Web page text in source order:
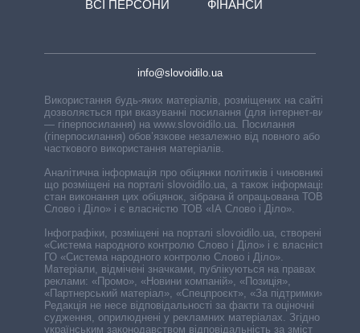
ВСІ ПЕРСОНИ
ФІНАНСИ
info@slovoidilo.ua
Використання будь-яких матеріалів, розміщених на сайті,
дозволяється при вказуванні посилання (для інтернет-видань
— гіперпосилання) на www.slovoidilo.ua. Посилання
(гіперпосилання) обов’язкове незалежно від повного або
часткового використання матеріалів.
Аналітична інформація про обіцянки політиків і чиновників,
що розміщені на порталі slovoidilo.ua, а також інформація про
стан виконання цих обіцянок, зібрана й опрацьована ТОВ «ІА
Слово і Діло» і є власністю ТОВ «ІА Слово і Діло».
Інфографіки, розміщені на порталі slovoidilo.ua, створені ГО
«Система народного контролю Слово і Діло» і є власністю
ГО «Система народного контролю Слово і Діло».
Матеріали, відмічені значками, публікуються на правах
реклами: «Промо», «Новини компаній», «Позиція»,
«Партнерський матеріал», «Спецпроєкт», «За підтримки».
Редакція не несе відповідальності за факти та оціночні
судження, оприлюднені у рекламних матеріалах. Згідно з
українським законодавством відповідальність за зміст